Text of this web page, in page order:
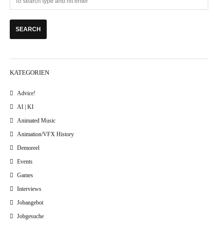
KATEGORIEN
Advice!
AI | KI
Animated Music
Animation/VFX History
Demoreel
Events
Games
Interviews
Jobangebot
Jobgesuche